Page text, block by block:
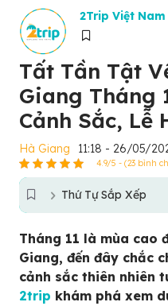
2Trip Việt Nam
Tất Tần Tật
Giang Tháng
Cảnh Sắc, Lễ
Hà Giang 11:18 - 26/05/
4.9/5 - (23 bình
Thứ Tự Sắp Xếp
Tháng 11 là mùa cao
Giang, đến đây chắc
cảnh sắc thiên nhiên
2trip khám phá xem